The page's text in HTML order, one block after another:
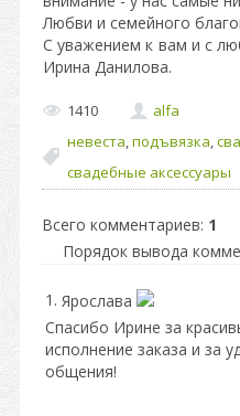
Любви и семейного
С уважением к вам и с
Ирина Данилова.
1410
alfa
невеста подъвязка
свадебные аксессуары
Всего комментариев: 1
Порядок вывода
1. Ярослава
Спасибо Ирине за
исполнение заказа и за
общения!